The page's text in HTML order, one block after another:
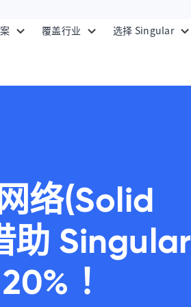
覆盖行业 选择 Singular
络(Solid
助 Singular
！